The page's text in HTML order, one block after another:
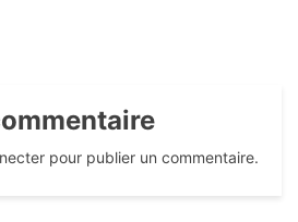
pour publier un commentaire.